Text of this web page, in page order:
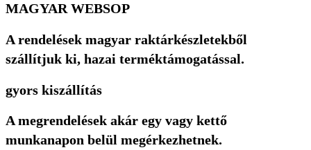
MAGYAR WEBSOP
A rendelések magyar raktárkészletekből
szállítjuk ki, hazai terméktámogatással.
gyors kiszállítás
A megrendelések akár egy vagy kettő
munkanapon belül megérkezhetnek.